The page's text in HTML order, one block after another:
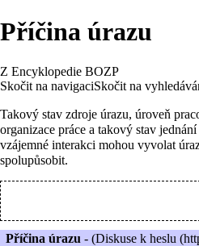
Příčina úrazu
Z Encyklopedie BOZP
Skočit na navigaciSkočit na
Takový stav zdroje úrazu, úroveň
organizace práce a takový stav
vzájemné interakci mohou vyvolat
spolupůsobit.
Příčina úrazu - (Diskuse k heslu